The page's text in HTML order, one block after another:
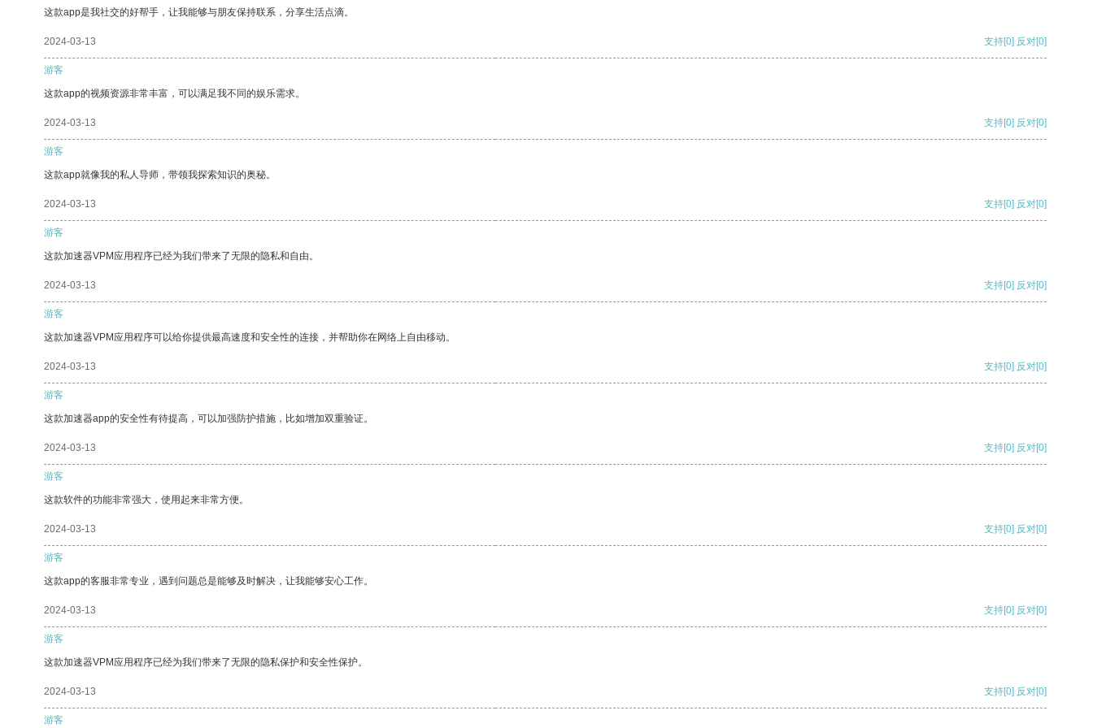
这款app是我社交的好帮手，让我能够与朋友保持联系，分享生活点滴。
2024-03-13 支持[0] 反对[0]
游客
这款app的视频资源非常丰富，可以满足我不同的娱乐需求。
2024-03-13 支持[0] 反对[0]
游客
这款app就像我的私人导师，带领我探索知识的奥秘。
2024-03-13 支持[0] 反对[0]
游客
这款加速器VPM应用程序已经为我们带来了无限的隐私和自由。
2024-03-13 支持[0] 反对[0]
游客
这款加速器VPM应用程序可以给你提供最高速度和安全性的连接，并帮助你在网络上自由移动。
2024-03-13 支持[0] 反对[0]
游客
这款加速器app的安全性有待提高，可以加强防护措施，比如增加双重验证。
2024-03-13 支持[0] 反对[0]
游客
这款软件的功能非常强大，使用起来非常方便。
2024-03-13 支持[0] 反对[0]
游客
这款app的客服非常专业，遇到问题总是能够及时解决，让我能够安心工作。
2024-03-13 支持[0] 反对[0]
游客
这款加速器VPM应用程序已经为我们带来了无限的隐私保护和安全性保护。
2024-03-13 支持[0] 反对[0]
游客